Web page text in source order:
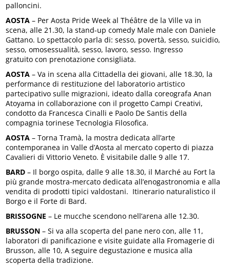
palloncini.
AOSTA – Per Aosta Pride Week al Théâtre de la Ville va in
scena, alle 21.30, la stand-up comedy Male male con Daniele
Gattano. Lo spettacolo parla di: sesso, povertà, sesso, suicidio,
sesso, omosessualità, sesso, lavoro, sesso. Ingresso
gratuito con prenotazione consigliata.
AOSTA – Va in scena alla Cittadella dei giovani, alle 18.30, la
performance di restituzione del laboratorio artistico
partecipativo sulle migrazioni, ideato dalla coreografa Anan
Atoyama in collaborazione con il progetto Campi Creativi,
condotto da Francesca Cinalli e Paolo De Santis della
compagnia torinese Tecnologia Filosofica.
AOSTA – Torna Tramà, la mostra dedicata all’arte
contemporanea in Valle d’Aosta al mercato coperto di piazza
Cavalieri di Vittorio Veneto. È visitabile dalle 9 alle 17.
BARD – Il borgo ospita, dalle 9 alle 18.30, il Marché au Fort la
più grande mostra-mercato dedicata all’enogastronomia e alla
vendita di prodotti tipici valdostani. Itinerario naturalistico il
Borgo e il Forte di Bard.
BRISSOGNE – Le mucche scendono nell’arena alle 12.30.
BRUSSON – Si va alla scoperta del pane nero con, alle 11,
laboratori di panificazione e visite guidate alla Fromagerie di
Brusson, alle 10, A seguire degustazione e musica alla
scoperta della tradizione.